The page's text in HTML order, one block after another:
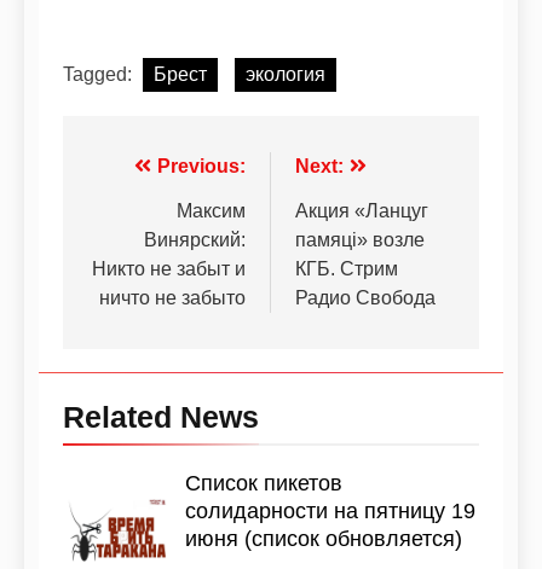
Tagged: Брест экология
Previous:
Максим
Винярский:
Никто не забыт и
ничто не забыто
Next:
Акция «Ланцуг
памяці» возле
КГБ. Стрим
Радио Свобода
Related News
Список пикетов
солидарности на пятницу 19
июня (список обновляется)